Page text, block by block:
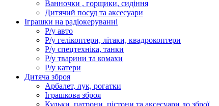
Ванночки , горщики, сидіння
Дитячий посуд та аксесуари
Іграшки на радіокеруванні
Р/у авто
Р/у гелікоптери, літаки, квадрокоптери
Р/у спецтехніка, танки
Р/у тварини та комахи
Р/у катери
Дитяча зброя
Арбалет, лук, рогатки
Іграшкова зброя
Кульки, патрони, пістони та аксесуари до зброї